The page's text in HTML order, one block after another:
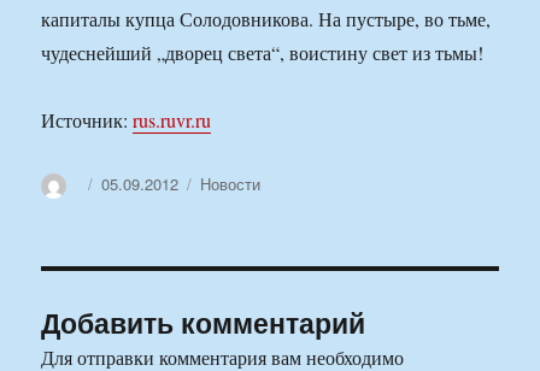
капиталы купца Солодовникова. На пустыре, во тьме,
чудеснейший „дворец света“, воистину свет из тьмы!
Источник:rus.ruvr.ru
АвторОпубликовано
05.09.2012 Рубрики
Новости
Добавить комментарий
Для отправки комментария вам необходимо